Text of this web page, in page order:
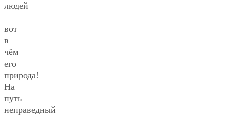
людей
–
вот
в
чём
его
природа!
На
путь
неправедный